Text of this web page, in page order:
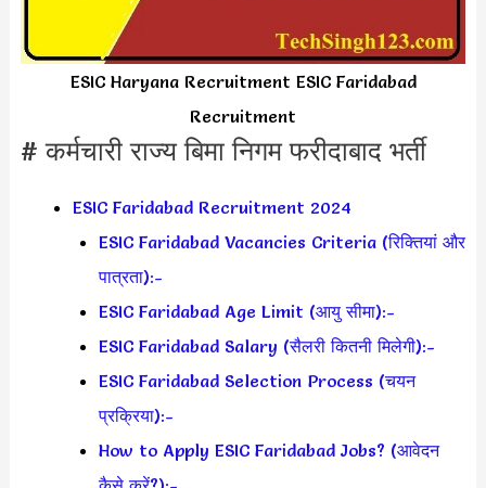
ESIC Haryana Recruitment ESIC Faridabad
Recruitment
# कर्मचारी राज्य बिमा निगम फरीदाबाद भर्ती
ESIC Faridabad Recruitment 2024
ESIC Faridabad Vacancies Criteria (रिक्तियां और
पात्रता):-
ESIC Faridabad Age Limit (आयु सीमा):-
ESIC Faridabad Salary (सैलरी कितनी मिलेगी):-
ESIC Faridabad Selection Process (चयन
प्रक्रिया):-
How to Apply ESIC Faridabad Jobs? (आवेदन